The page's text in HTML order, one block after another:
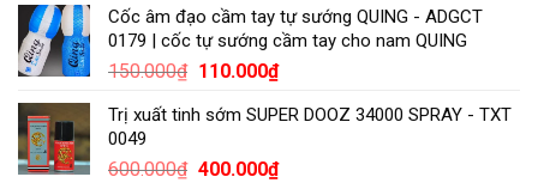
Cốc âm đạo cầm tay tự sướng QUING - ADGCT
0179 | cốc tự sướng cầm tay cho nam QUING
150.000₫ 110.000₫
Trị xuất tinh sớm SUPER DOOZ 34000 SPRAY - TXT
0049
600.000₫ 400.000₫